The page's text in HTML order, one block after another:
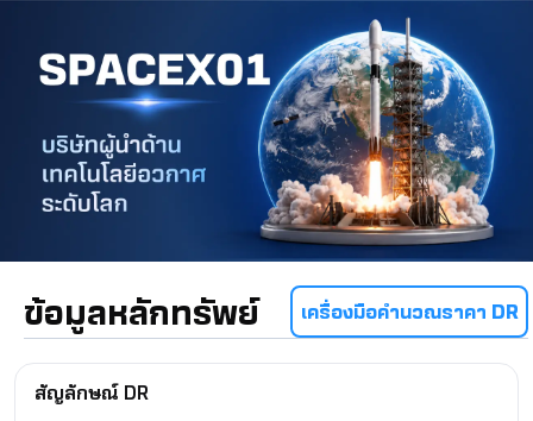
ข้อมูลหลักทรัพย์ เครื่องมือคำนวณราคา DR
สัญลักษณ์ DR